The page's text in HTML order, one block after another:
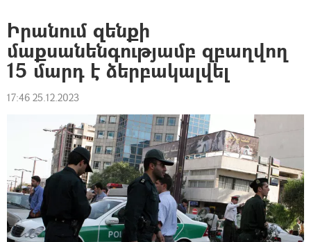
Իրանում զենքի
մաքսանենգությամբ զբաղվող
15 մարդ է ձերբակալվել
17:46 25.12.2023